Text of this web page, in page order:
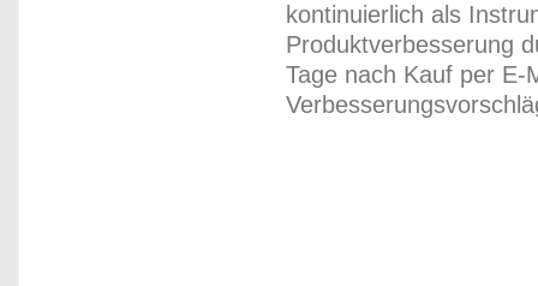
kontinuierlich als
Produktverbesserung
Tage nach Kauf per E-